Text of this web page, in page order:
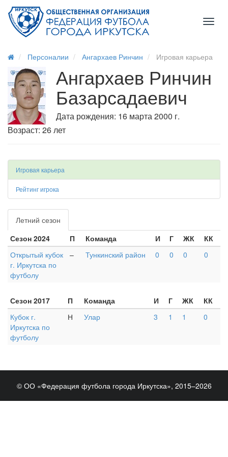
Персоналии Ангархаев Ринчин Игровая карьера
Ангархаев Ринчин
Базарсадаевич
Дата рождения: 16 марта 2000 г.
Возраст: 26 лет
Игровая карьера
Рейтинг игрока
Летний сезон
Сезон 2024
П Команда И Г ЖК
КК
Открытый кубок
г. Иркутска по
футболу
– Тункинский район 0 0 0 0
Сезон 2017 П Команда И Г ЖК
КК
Кубок г.
Иркутска по
футболу
Н Улар 3 1 1 0
© ОО «Федерация футбола города Иркутска», 2015–2026